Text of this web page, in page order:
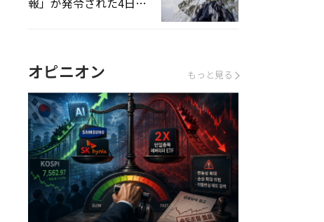
オピニオン もっと見る